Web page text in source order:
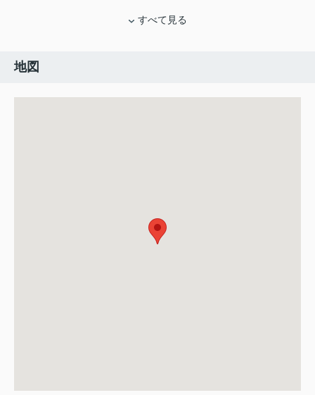
すべて見る
地図